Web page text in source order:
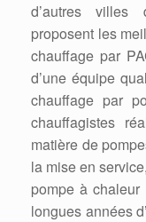
d’autres
proposent les
chauffage par
d’une équipe
chauffage par
chauffagistes
matière de
la mise en
pompe à chaleur
longues années